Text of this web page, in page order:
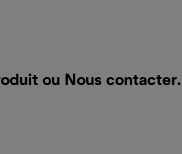
ou Nous contacter.